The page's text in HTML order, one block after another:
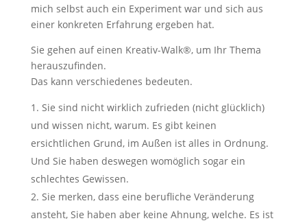
mich selbst auch ein Experiment war und sich aus
einer konkreten Erfahrung ergeben hat.
Sie gehen auf einen Kreativ-Walk®, um Ihr Thema
herauszufinden.
Das kann verschiedenes bedeuten.
Sie sind nicht wirklich zufrieden (nicht glücklich)
und wissen nicht, warum. Es gibt keinen
ersichtlichen Grund, im Außen ist alles in Ordnung.
Und Sie haben deswegen womöglich sogar ein
schlechtes Gewissen.
Sie merken, dass eine berufliche Veränderung
ansteht, Sie haben aber keine Ahnung, welche. Es ist